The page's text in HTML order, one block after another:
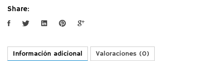
Share:
Información adicional Valoraciones (0)